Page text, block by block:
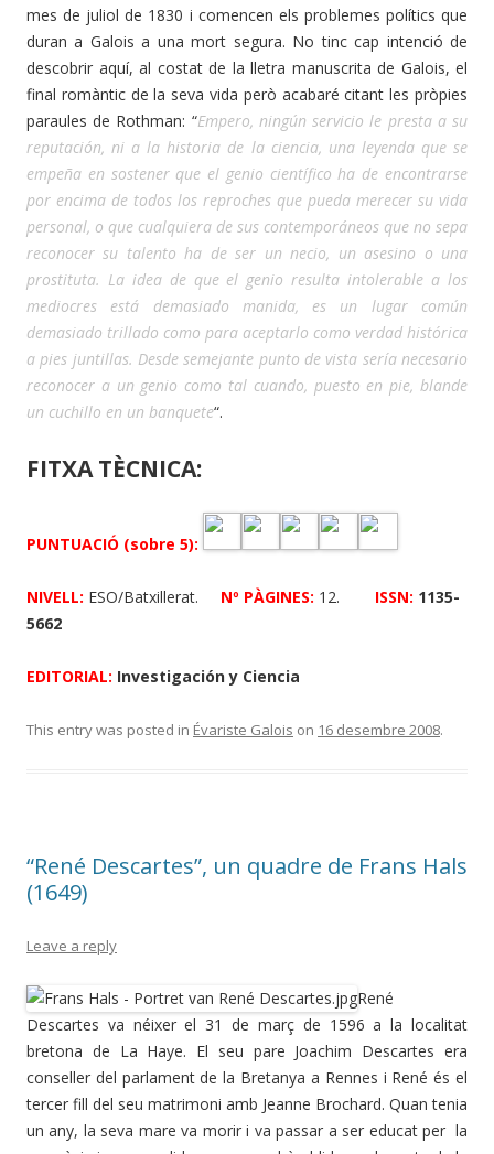
mes de juliol de 1830 i comencen els problemes polítics que
duran a Galois a una mort segura. No tinc cap intenció de
descobrir aquí, al costat de la lletra manuscrita de Galois, el
final romàntic de la seva vida però acabaré citant les pròpies
paraules de Rothman: “Empero, ningún servicio le presta a su
reputación, ni a la historia de la ciencia, una leyenda que se
empeña en sostener que el genio científico ha de encontrarse
por encima de todos los reproches que pueda merecer su vida
personal, o que cualquiera de sus contemporáneos que no sepa
reconocer su talento ha de ser un necio, un asesino o una
prostituta. La idea de que el genio resulta intolerable a los
mediocres está demasiado manida, es un lugar común
demasiado trillado como para aceptarlo como verdad histórica
a pies juntillas. Desde semejante punto de vista sería necesario
reconocer a un genio como tal cuando, puesto en pie, blande
un cuchillo en un banquete“.
FITXA TÈCNICA:
PUNTUACIÓ (sobre 5):
NIVELL: ESO/Batxillerat. Nº PÀGINES: 12. ISSN: 1135-
5662
EDITORIAL: Investigación y Ciencia
This entry was posted in Évariste Galois on 16 desembre 2008.
“René Descartes”, un quadre de Frans Hals
(1649)
Leave a reply
René
Descartes va néixer el 31 de març de 1596 a la localitat
bretona de La Haye. El seu pare Joachim Descartes era
conseller del parlament de la Bretanya a Rennes i René és el
tercer fill del seu matrimoni amb Jeanne Brochard. Quan tenia
un any, la seva mare va morir i va passar a ser educat per la